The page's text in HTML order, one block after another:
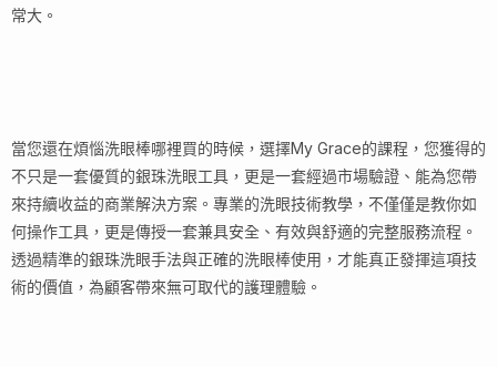
常大。
當您還在煩惱洗眼棒哪裡買的時候，選擇My Grace的課程，您獲得的
不只是一套優質的銀珠洗眼工具，更是一套經過市場驗證、能為您帶
來持續收益的商業解決方案。專業的洗眼技術教學，不僅僅是教你如
何操作工具，更是傳授一套兼具安全、有效與舒適的完整服務流程。
透過精準的銀珠洗眼手法與正確的洗眼棒使用，才能真正發揮這項技
術的價值，為顧客帶來無可取代的護理體驗。